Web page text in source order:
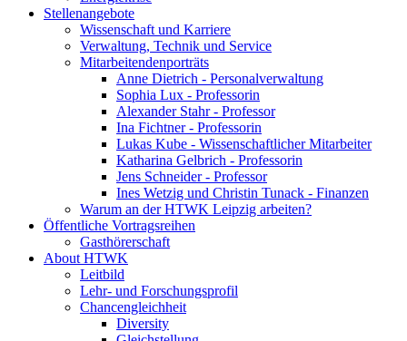
Stellenangebote
Wissenschaft und Karriere
Verwaltung, Technik und Service
Mitarbeitendenporträts
Anne Dietrich - Personalverwaltung
Sophia Lux - Professorin
Alexander Stahr - Professor
Ina Fichtner - Professorin
Lukas Kube - Wissenschaftlicher Mitarbeiter
Katharina Gelbrich - Professorin
Jens Schneider - Professor
Ines Wetzig und Christin Tunack - Finanzen
Warum an der HTWK Leipzig arbeiten?
Öffentliche Vortragsreihen
Gasthörerschaft
About HTWK
Leitbild
Lehr- und Forschungsprofil
Chancengleichheit
Diversity